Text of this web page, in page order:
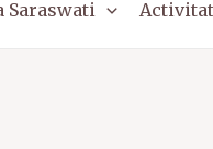
Saraswati